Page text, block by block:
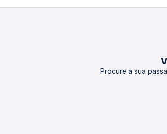
Procure a sua